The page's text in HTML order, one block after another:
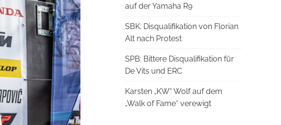
auf der Yamaha R9
SBK: Disqualifikation von Florian
Alt nach Protest
SPB: Bittere Disqualifikation für
De Vits und ERC
Karsten „KW“ Wolf auf dem
„Walk of Fame“ verewigt